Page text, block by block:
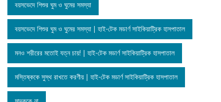
বয়সভেদে শিশুর ঘুম ও ঘুমের সমস্যা
বয়সভেদে শিশুর ঘুম ও ঘুমের সমস্যা | হাই-টেক মডার্ণ সাইকিয়াট্রিক হাসপাতাল
মনও শরীরের মতোই যত্ন চায়! | হাই-টেক মডার্ণ সাইকিয়াট্রিক হাসপাতাল
মস্তিষ্ককে সুস্থ রাখতে করণীয় | হাই-টেক মডার্ণ সাইকিয়াট্রিক হাসপাতাল